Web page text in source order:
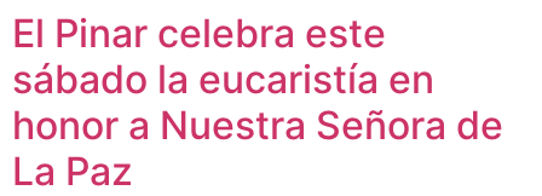
El Pinar celebra este
sábado la eucaristía en
honor a Nuestra Señora de
La Paz